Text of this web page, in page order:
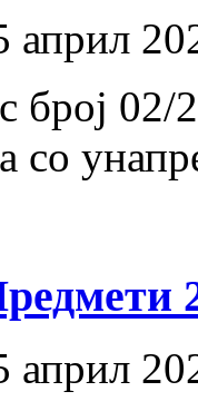
април
број
со
април